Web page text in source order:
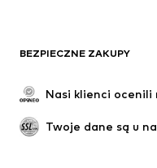
Specjalne okazje
BEZPIECZNE ZAKUPY
Nasi klienci
Twoje dane są u